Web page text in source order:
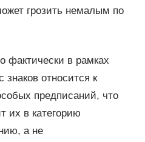
грозить немалым по
фактически в рамках
относится к
предписаний, что
их в категорию
а не